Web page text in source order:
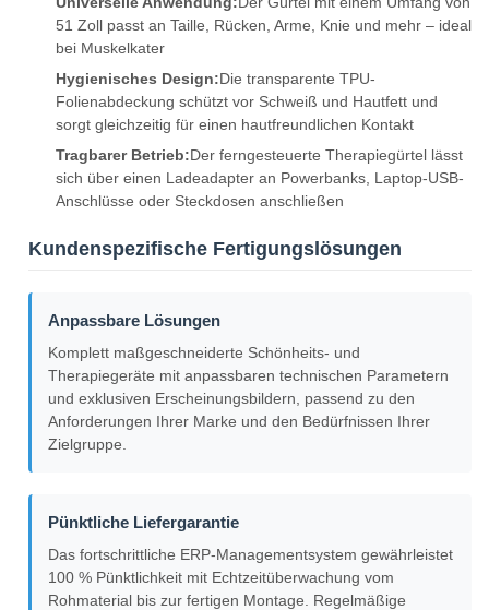
51 Zoll passt an Taille, Rücken, Arme, Knie und mehr – ideal
bei Muskelkater
Hygienisches Design:Die transparente TPU-
Folienabdeckung schützt vor Schweiß und Hautfett und
sorgt gleichzeitig für einen hautfreundlichen Kontakt
Tragbarer Betrieb:Der ferngesteuerte Therapiegürtel lässt
sich über einen Ladeadapter an Powerbanks, Laptop-USB-
Anschlüsse oder Steckdosen anschließen
Kundenspezifische Fertigungslösungen
Anpassbare Lösungen
Komplett maßgeschneiderte Schönheits- und
Therapiegeräte mit anpassbaren technischen Parametern
und exklusiven Erscheinungsbildern, passend zu den
Anforderungen Ihrer Marke und den Bedürfnissen Ihrer
Zielgruppe.
Pünktliche Liefergarantie
Das fortschrittliche ERP-Managementsystem gewährleistet
100 % Pünktlichkeit mit Echtzeitüberwachung vom
Rohmaterial bis zur fertigen Montage. Regelmäßige